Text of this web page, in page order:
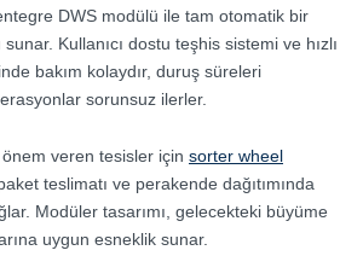
DWS modülü ile tam otomatik bir
Kullanıcı dostu teşhis sistemi ve hızlı
bakım kolaydır, duruş süreleri
sorunsuz ilerler.
veren tesisler için sorter wheel
teslimatı ve perakende dağıtımında
Modüler tasarımı, gelecekteki büyüme
uygun esneklik sunar.